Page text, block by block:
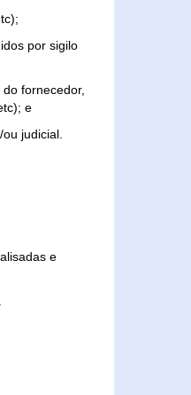
por sigilo
fornecedor,
e
judicial.
e